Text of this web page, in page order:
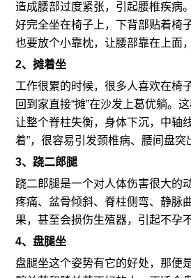
造成腰部过度紧张，引起腰椎疾病
好完全坐在椅子上，下背部贴着椅
也要放个小靠枕，让腰部靠在上面
2、摊着坐
工作很累的时候，很多人喜欢在椅
回到家直接“摊”在沙发上葛优躺。
让整个脊柱失衡，身体下沉，中轴
着”，很容易引发颈椎病、腰间盘突
3、跷二郎腿
跷二郎腿是一个对人体伤害很大的
疼痛、盆骨倾斜、脊柱侧弯、静脉
果，甚至会损伤生殖器，引起不孕
4、盘腿坐
盘腿坐这个姿势有它的好处，那便